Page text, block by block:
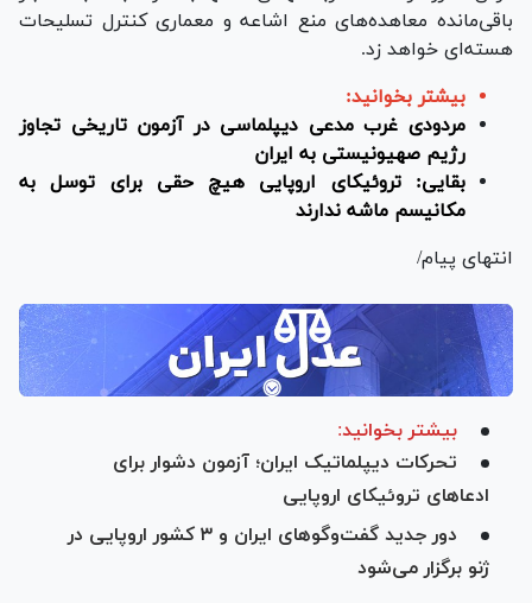
باقی‌مانده معاهده‌های منع اشاعه و معماری کنترل تسلیحات
هسته‌ای خواهد زد.
بیشتر بخوانید:
مردودی غرب مدعی دیپلماسی در آزمون تاریخی تجاوز
رژیم صهیونیستی به ایران
بقایی: تروئیکای اروپایی هیچ حقی برای توسل به
مکانیسم ماشه ندارند
انتهای پیام/
بیشتر بخوانید:
تحرکات دیپلماتیک ایران؛ آزمون دشوار برای
ادعاهای تروئیکای اروپایی
دور جدید گفت‌و‌گو‌های ایران و ۳ کشور اروپایی در
ژنو برگزار می‌شود